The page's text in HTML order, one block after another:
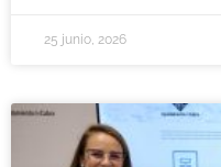
25 junio, 2026